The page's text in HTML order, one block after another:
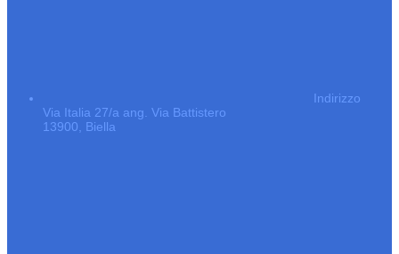
Indirizzo
Via Italia 27/a ang. Via Battistero
13900, Biella